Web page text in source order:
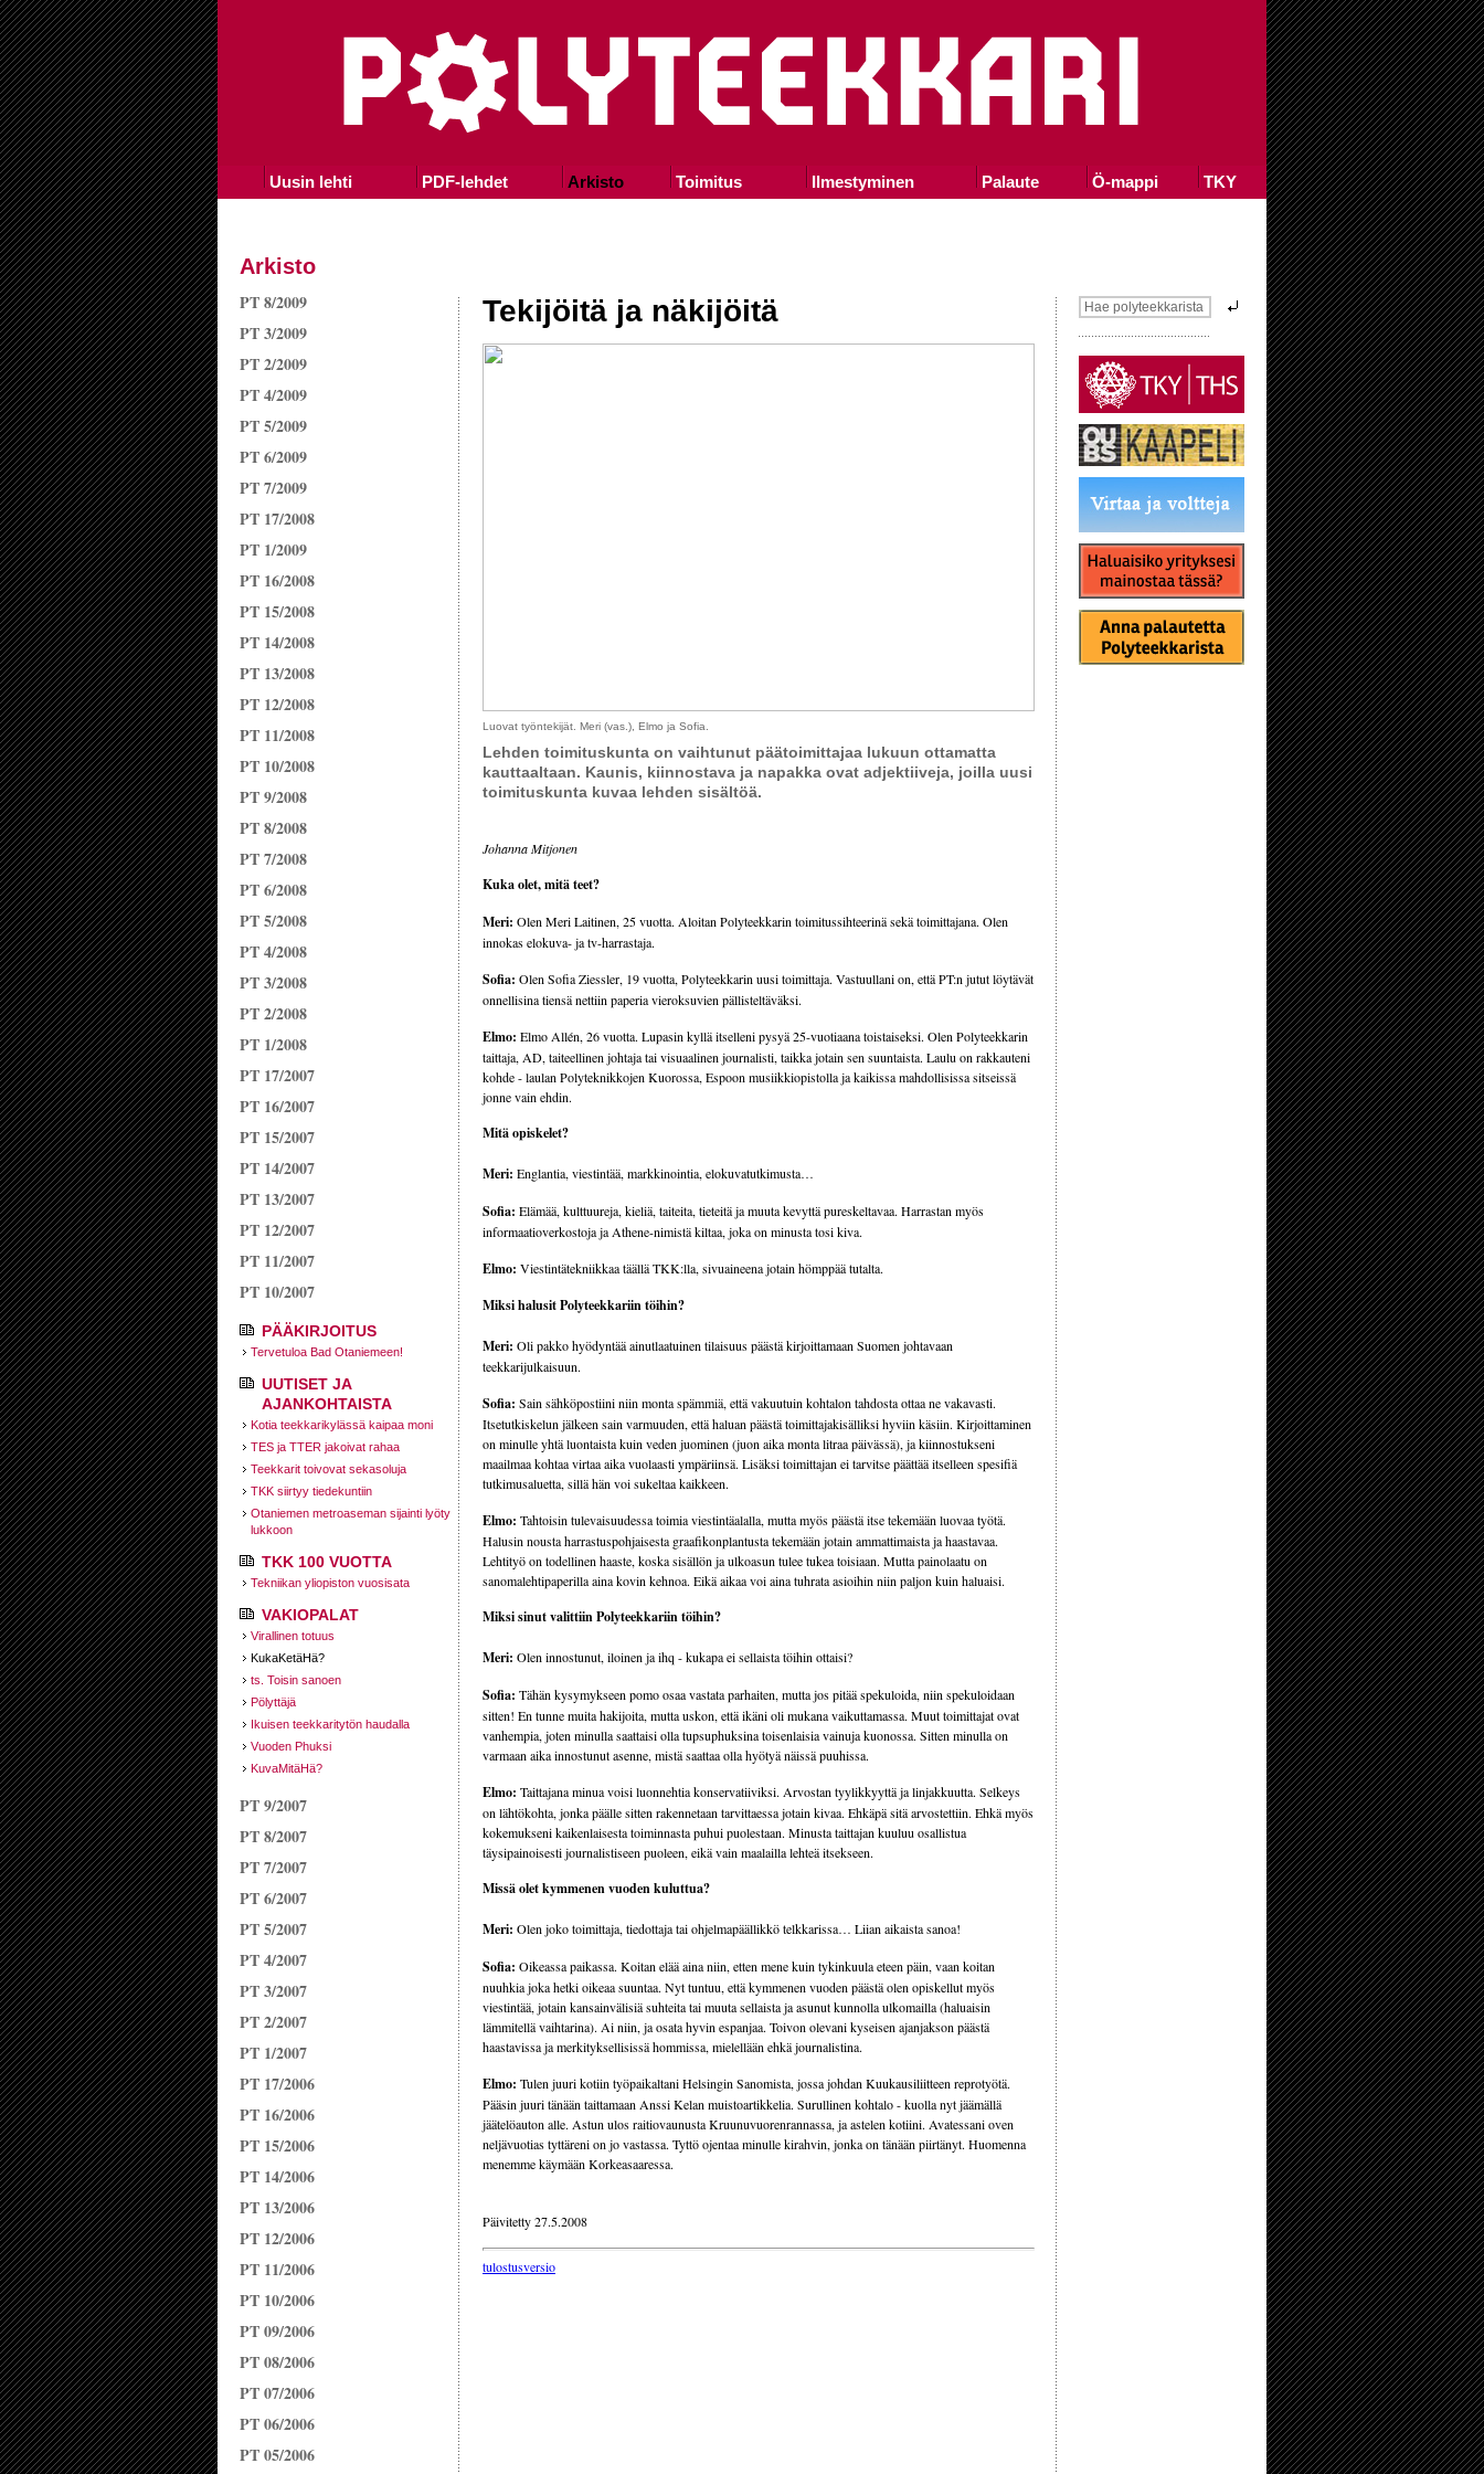
Uusin lehti PDF-lehdet Arkisto Toimitus Ilmestyminen Palaute Ö-mappi TKY
Arkisto
PT 8/2009
PT 3/2009
PT 2/2009
PT 4/2009
PT 5/2009
PT 6/2009
PT 7/2009
PT 17/2008
PT 1/2009
PT 16/2008
PT 15/2008
PT 14/2008
PT 13/2008
PT 12/2008
PT 11/2008
PT 10/2008
PT 9/2008
PT 8/2008
PT 7/2008
PT 6/2008
PT 5/2008
PT 4/2008
PT 3/2008
PT 2/2008
PT 1/2008
PT 17/2007
PT 16/2007
PT 15/2007
PT 14/2007
PT 13/2007
PT 12/2007
PT 11/2007
PT 10/2007
PÄÄKIRJOITUS
Tervetuloa Bad Otaniemeen!
UUTISET JA
AJANKOHTAISTA
Kotia teekkarikylässä kaipaa moni
TES ja TTER jakoivat rahaa
Teekkarit toivovat sekasoluja
TKK siirtyy tiede­kuntiin
Otaniemen metroaseman sijainti lyöty
lukkoon
TKK 100 VUOTTA
Tekniikan yliopiston vuosisata
VAKIOPALAT
Virallinen totuus
KukaKetäHä?
ts. Toisin sanoen
Pölyttäjä
Ikuisen teekkari­tytön haudalla
Vuoden Phuksi
KuvaMitäHä?
PT 9/2007
PT 8/2007
PT 7/2007
PT 6/2007
PT 5/2007
PT 4/2007
PT 3/2007
PT 2/2007
PT 1/2007
PT 17/2006
PT 16/2006
PT 15/2006
PT 14/2006
PT 13/2006
PT 12/2006
PT 11/2006
PT 10/2006
PT 09/2006
PT 08/2006
PT 07/2006
PT 06/2006
PT 05/2006
Tekijöitä ja näkijöitä
Luovat työntekijät. Meri (vas.), Elmo ja Sofia.
Lehden toimituskunta on vaihtunut päätoimittajaa lukuun ottamatta
kauttaaltaan. Kaunis, kiinnostava ja napakka ovat adjektiiveja, joilla uusi
toimituskunta kuvaa lehden sisältöä.
Johanna Mitjonen
Kuka olet, mitä teet?
Meri: Olen Meri Laitinen, 25 vuotta. Aloitan Polyteekkarin toimitussihteerinä sekä toimittajana. Olen
innokas elokuva- ja tv-harrastaja.
Sofia: Olen Sofia Ziessler, 19 vuotta, Polyteekkarin uusi toimittaja. Vastuullani on, että PT:n jutut löytävät
onnellisina tiensä nettiin paperia vieroksuvien pällisteltäväksi.
Elmo: Elmo Allén, 26 vuotta. Lupasin kyllä itselleni pysyä 25-vuotiaana toistaiseksi. Olen Polyteekkarin
taittaja, AD, taiteellinen johtaja tai visuaalinen journalisti, taikka jotain sen suuntaista. Laulu on rakkauteni
kohde - laulan Polyteknikkojen Kuorossa, Espoon musiikkiopistolla ja kaikissa mahdollisissa sitseissä
jonne vain ehdin.
Mitä opiskelet?
Meri: Englantia, viestintää, markkinointia, elokuvatutkimusta…
Sofia: Elämää, kulttuureja, kieliä, taiteita, tieteitä ja muuta kevyttä pureskeltavaa. Harrastan myös
informaatioverkostoja ja Athene-nimistä kiltaa, joka on minusta tosi kiva.
Elmo: Viestintätekniikkaa täällä TKK:lla, sivuaineena jotain hömppää tutalta.
Miksi halusit Polyteekkariin töihin?
Meri: Oli pakko hyödyntää ainutlaatuinen tilaisuus päästä kirjoittamaan Suomen johtavaan
teekkarijulkaisuun.
Sofia: Sain sähköpostiini niin monta spämmiä, että vakuutuin kohtalon tahdosta ottaa ne vakavasti.
Itsetutkiskelun jälkeen sain varmuuden, että haluan päästä toimittajakisälliksi hyviin käsiin. Kirjoittaminen
on minulle yhtä luontaista kuin veden juominen (juon aika monta litraa päivässä), ja kiinnostukseni
maailmaa kohtaa virtaa aika vuolaasti ympäriinsä. Lisäksi toimittajan ei tarvitse päättää itselleen spesifiä
tutkimusaluetta, sillä hän voi sukeltaa kaikkeen.
Elmo: Tahtoisin tulevaisuudessa toimia viestintäalalla, mutta myös päästä itse tekemään luovaa työtä.
Halusin nousta harrastuspohjaisesta graafikonplantusta tekemään jotain ammattimaista ja haastavaa.
Lehtityö on todellinen haaste, koska sisällön ja ulkoasun tulee tukea toisiaan. Mutta painolaatu on
sanomalehtipaperilla aina kovin kehnoa. Eikä aikaa voi aina tuhrata asioihin niin paljon kuin haluaisi.
Miksi sinut valittiin Polyteekkariin töihin?
Meri: Olen innostunut, iloinen ja ihq - kukapa ei sellaista töihin ottaisi?
Sofia: Tähän kysymykseen pomo osaa vastata parhaiten, mutta jos pitää spekuloida, niin spekuloidaan
sitten! En tunne muita hakijoita, mutta uskon, että ikäni oli mukana vaikuttamassa. Muut toimittajat ovat
vanhempia, joten minulla saattaisi olla tupsuphuksina toisenlaisia vainuja kuonossa. Sitten minulla on
varmaan aika innostunut asenne, mistä saattaa olla hyötyä näissä puuhissa.
Elmo: Taittajana minua voisi luonnehtia konservatiiviksi. Arvostan tyylikkyyttä ja linjakkuutta. Selkeys
on lähtökohta, jonka päälle sitten rakennetaan tarvittaessa jotain kivaa. Ehkäpä sitä arvostettiin. Ehkä myös
kokemukseni kaikenlaisesta toiminnasta puhui puolestaan. Minusta taittajan kuuluu osallistua
täysipainoisesti journalistiseen puoleen, eikä vain maalailla lehteä itsekseen.
Missä olet kymmenen vuoden kuluttua?
Meri: Olen joko toimittaja, tiedottaja tai ohjelmapäällikkö telkkarissa… Liian aikaista sanoa!
Sofia: Oikeassa paikassa. Koitan elää aina niin, etten mene kuin tykinkuula eteen päin, vaan koitan
nuuhkia joka hetki oikeaa suuntaa. Nyt tuntuu, että kymmenen vuoden päästä olen opiskellut myös
viestintää, jotain kansainvälisiä suhteita tai muuta sellaista ja asunut kunnolla ulkomailla (haluaisin
lämmitellä vaihtarina). Ai niin, ja osata hyvin espanjaa. Toivon olevani kyseisen ajanjakson päästä
haastavissa ja merkityksellisissä hommissa, mielellään ehkä journalistina.
Elmo: Tulen juuri kotiin työpaikaltani Helsingin Sanomista, jossa johdan Kuukausiliitteen reprotyötä.
Pääsin juuri tänään taittamaan Anssi Kelan muistoartikkelia. Surullinen kohtalo - kuolla nyt jäämällä
jäätelöauton alle. Astun ulos raitiovaunusta Kruunuvuorenrannassa, ja astelen kotiini. Avatessani oven
neljävuotias tyttäreni on jo vastassa. Tyttö ojentaa minulle kirahvin, jonka on tänään piirtänyt. Huomenna
menemme käymään Korkeasaaressa.
Päivitetty 27.5.2008
tulostusversio